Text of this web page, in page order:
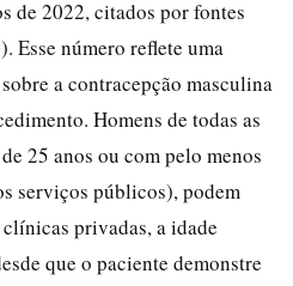
de 2022, citados por fontes
Esse número reflete uma
a contracepção masculina
Homens de todas as
25 anos ou com pelo menos
serviços públicos), podem
privadas, a idade
que o paciente demonstre